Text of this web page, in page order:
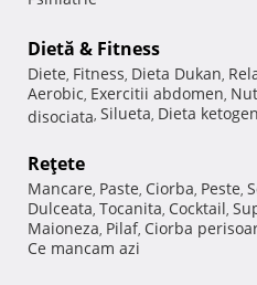
Dietă & Fitness
Diete, Fitness, Dieta Dukan,
Aerobic, Exercitii abdomen,
disociata, Silueta, Dieta
Reţete
Mancare, Paste, Ciorba, Peste,
Dulceata, Tocanita, Cocktail,
Maioneza, Pilaf, Ciorba
Ce mancam azi